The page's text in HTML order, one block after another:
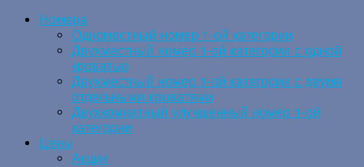
Номера
Одноместный номер 1-ой категории
Двухместный номер 1-ой категории с одной
кроватью
Двухместный номер 1-ой категории с двумя
отдельными кроватями
Двухкомнатный улучшенный номер 1-ой
категории
Цены
Акции